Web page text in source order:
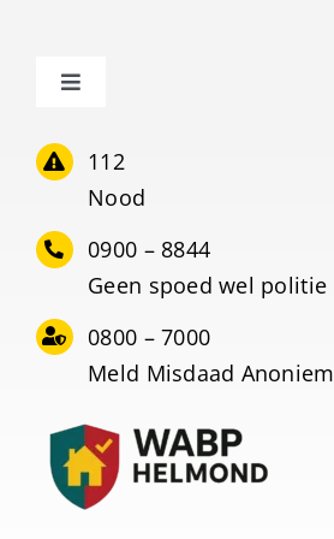
Toggle
Home
Meedoen?
SAAR methode
WhatsApp-groepsregels
Nieuws
112
Nood
0900 – 8844
Geen spoed wel politie
0800 – 7000
Meld Misdaad Anoniem